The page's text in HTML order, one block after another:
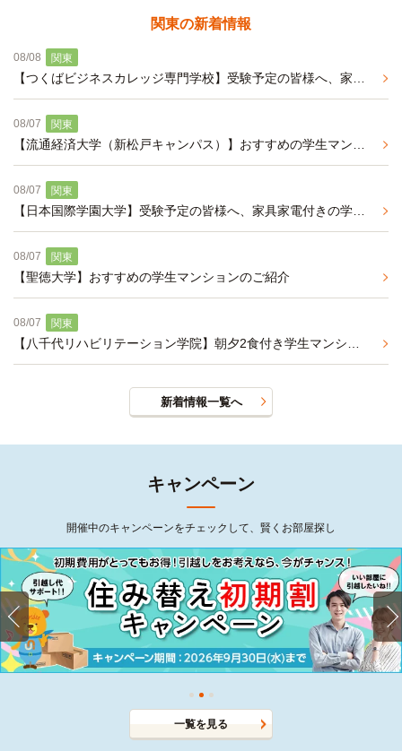
関東の新着情報
08/08 関東
【つくばビジネスカレッジ専門学校】受験予定の皆様へ、家具家電付きの学生マンションのご紹介
08/07 関東
【流通経済大学（新松戸キャンパス）】おすすめの学生マンションのご紹介
08/07 関東
【日本国際学園大学】受験予定の皆様へ、家具家電付きの学生マンションのご紹介
08/07 関東
【聖徳大学】おすすめの学生マンションのご紹介
08/07 関東
【八千代リハビリテーション学院】朝夕2食付き学生マンションのご紹介
新着情報一覧へ
キャンペーン
開催中のキャンペーンをチェックして、賢くお部屋探し
一覧を見る